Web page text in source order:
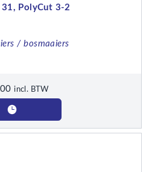
31, PolyCut 3-2
/ bosmaaiers
incl. BTW